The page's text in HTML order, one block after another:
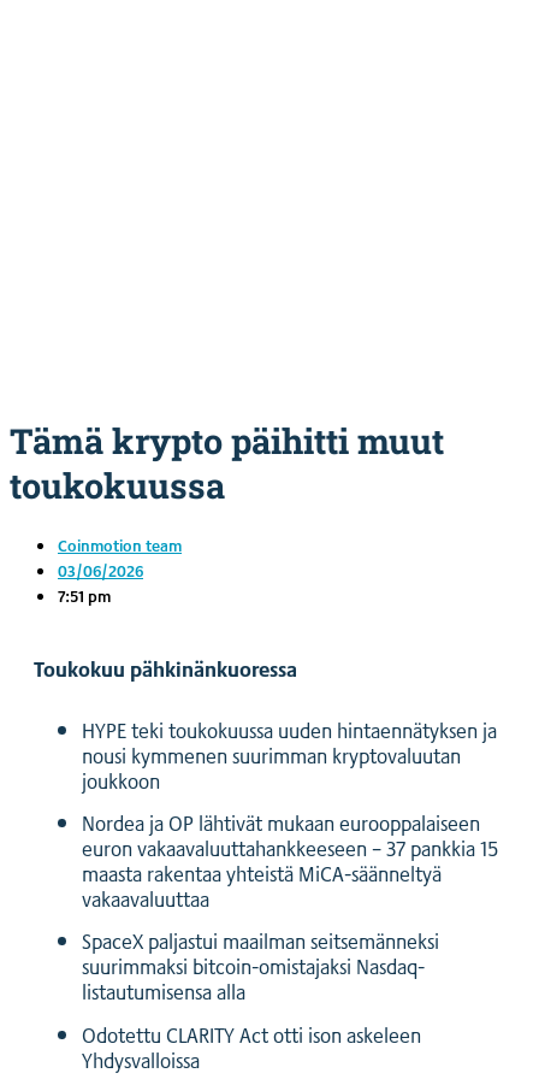
Tämä krypto päihitti muut
toukokuussa
Coinmotion team
03/06/2026
7:51 pm
Toukokuu pähkinänkuoressa
HYPE teki toukokuussa uuden hintaennätyksen ja
nousi kymmenen suurimman kryptovaluutan
joukkoon
Nordea ja OP lähtivät mukaan eurooppalaiseen
euron vakaavaluuttahankkeeseen – 37 pankkia 15
maasta rakentaa yhteistä MiCA-säänneltyä
vakaavaluuttaa
SpaceX paljastui maailman seitsemänneksi
suurimmaksi bitcoin-omistajaksi Nasdaq-
listautumisensa alla
Odotettu CLARITY Act otti ison askeleen
Yhdysvalloissa